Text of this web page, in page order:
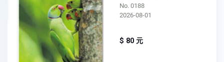
No. 0188
2026-08-01
$ 80 元